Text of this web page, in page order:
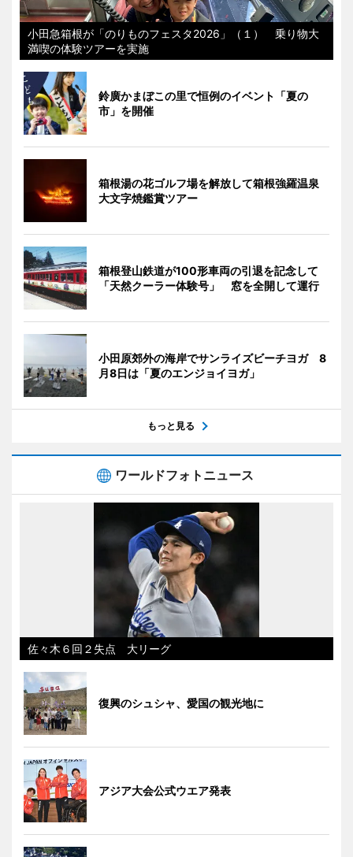
小田急箱根が「のりものフェスタ2026」（１） 乗り物大
満喫の体験ツアーを実施
鈴廣かまぼこの里で恒例のイベント「夏の
市」を開催
箱根湯の花ゴルフ場を解放して箱根強羅温泉
大文字焼鑑賞ツアー
箱根登山鉄道が100形車両の引退を記念して
「天然クーラー体験号」 窓を全開して運行
小田原郊外の海岸でサンライズビーチヨガ 8
月8日は「夏のエンジョイヨガ」
もっと見る
ワールドフォトニュース
佐々木６回２失点 大リーグ
復興のシュシャ、愛国の観光地に
アジア大会公式ウエア発表